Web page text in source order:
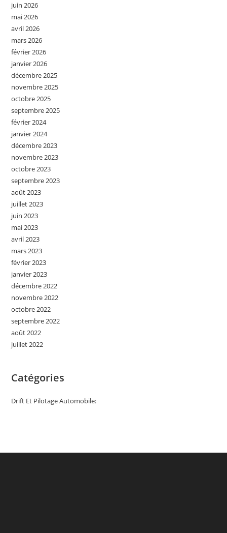
juin 2026
mai 2026
avril 2026
mars 2026
février 2026
janvier 2026
décembre 2025
novembre 2025
octobre 2025
septembre 2025
février 2024
janvier 2024
décembre 2023
novembre 2023
octobre 2023
septembre 2023
août 2023
juillet 2023
juin 2023
mai 2023
avril 2023
mars 2023
février 2023
janvier 2023
décembre 2022
novembre 2022
octobre 2022
septembre 2022
août 2022
juillet 2022
Catégories
Drift Et Pilotage Automobile: